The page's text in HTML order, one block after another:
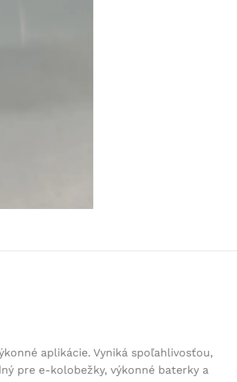
aplikácie. Vyniká spoľahlivosťou,
pre e-kolobežky, výkonné baterky a